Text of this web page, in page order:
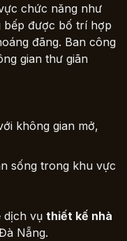
chức năng như
bếp được bố trí hợp
đãng. Ban công
gian thư giãn
không gian mở,
sống trong khu vực
dịch vụ thiết kế nhà
Nẵng.